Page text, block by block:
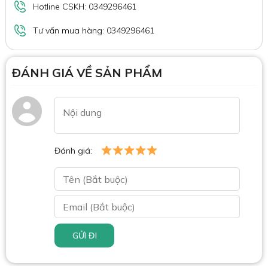
Hotline CSKH: 0349296461
Tư vấn mua hàng: 0349296461
ĐÁNH GIÁ VỀ SẢN PHẨM
Đánh giá:
GỬI ĐI